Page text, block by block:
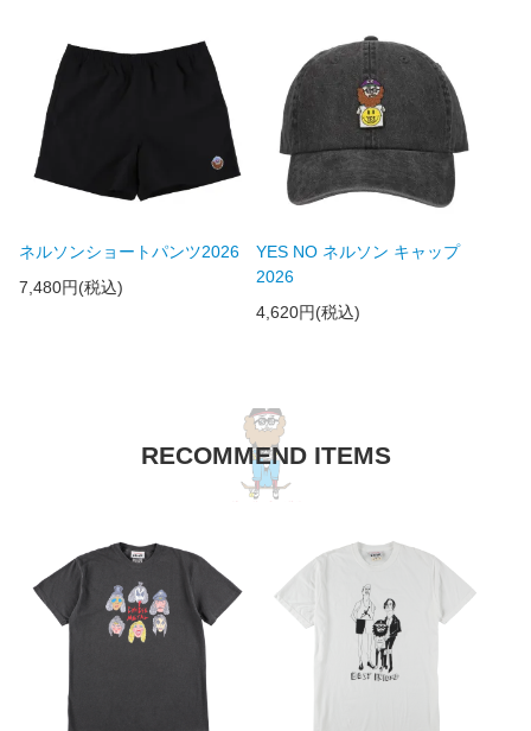
ネルソンショートパンツ2026
7,480円(税込)
YES NO ネルソン キャップ
2026
4,620円(税込)
RECOMMEND ITEMS